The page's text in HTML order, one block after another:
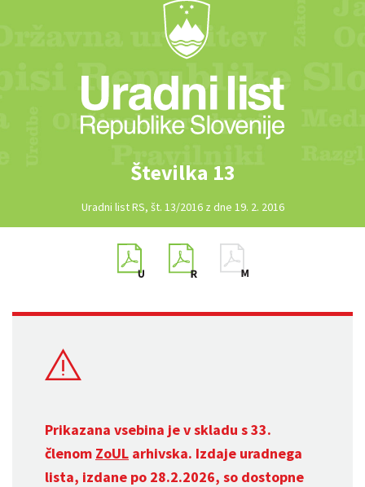
Številka 13
Uradni list RS, št. 13/2016 z dne 19. 2. 2016
Prikazana vsebina je v skladu s 33.
členom ZoUL arhivska. Izdaje uradnega
lista, izdane po 28.2.2026, so dostopne